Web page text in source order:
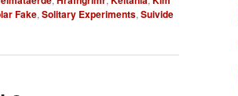
Fake, Solitary Experiments, Suivide